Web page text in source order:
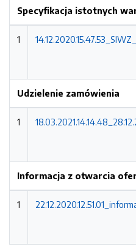
Specyfikacja istotnych
1
Udzielenie zamówienia
1
Informacja z otwarcia
1